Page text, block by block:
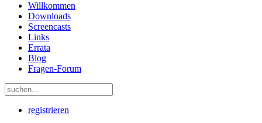
Willkommen
Downloads
Screencasts
Links
Errata
Blog
Fragen-Forum
registrieren